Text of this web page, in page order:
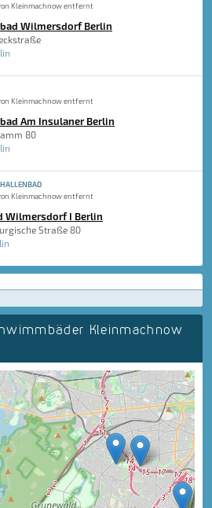
Kleinmachnow entfernt
Wilmersdorf Berlin
Kleinmachnow entfernt
Am Insulaner Berlin
80
Kleinmachnow entfernt
Wilmersdorf I Berlin
Straße 80
Kleinmachnow